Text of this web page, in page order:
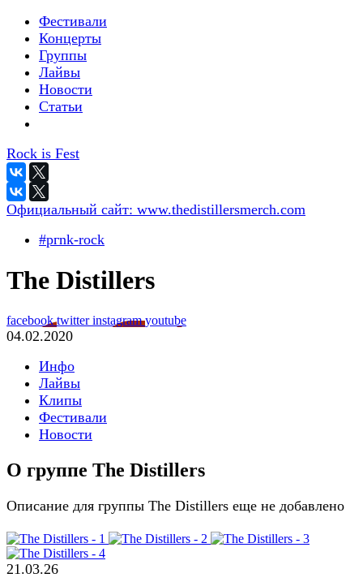
Фестивали
Концерты
Группы
Лайвы
Новости
Статьи
Rock is Fest
Официальный сайт: www.thedistillersmerch.com
#pгnk-roсk
The Distillers
facebooktwitterinstagramyoutube
04.02.2020
Инфо
Лайвы
Клипы
Фестивали
Новости
О группе The Distillers
Описание для группы The Distillers еще не добавлено
21.03.26